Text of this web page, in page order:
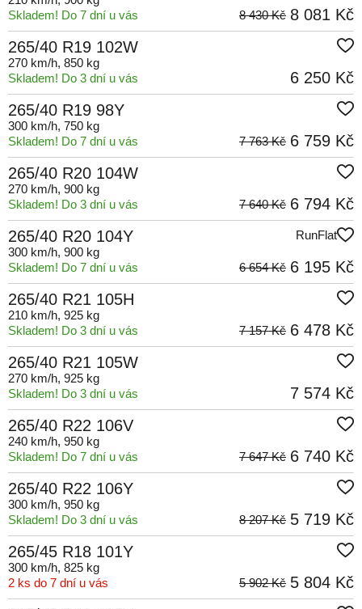
Skladem! Do 7 dní u vás
8 081 Kč
8 430 Kč
265/40 R19 102W
270 km/h, 850 kg
Skladem! Do 3 dní u vás
6 250 Kč
265/40 R19 98Y
300 km/h, 750 kg
Skladem! Do 7 dní u vás
6 759 Kč
7 763 Kč
265/40 R20 104W
270 km/h, 900 kg
Skladem! Do 3 dní u vás
6 794 Kč
7 640 Kč
265/40 R20 104Y
RunFlat
300 km/h, 900 kg
Skladem! Do 7 dní u vás
6 195 Kč
6 654 Kč
265/40 R21 105H
210 km/h, 925 kg
Skladem! Do 3 dní u vás
6 478 Kč
7 157 Kč
265/40 R21 105W
270 km/h, 925 kg
Skladem! Do 3 dní u vás
7 574 Kč
265/40 R22 106V
240 km/h, 950 kg
Skladem! Do 7 dní u vás
6 740 Kč
7 647 Kč
265/40 R22 106Y
300 km/h, 950 kg
Skladem! Do 3 dní u vás
5 719 Kč
8 207 Kč
265/45 R18 101Y
300 km/h, 825 kg
2 ks do 7 dní u vás
5 804 Kč
5 902 Kč